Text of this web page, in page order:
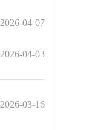
2026-04-07
2026-04-03
2026-03-16